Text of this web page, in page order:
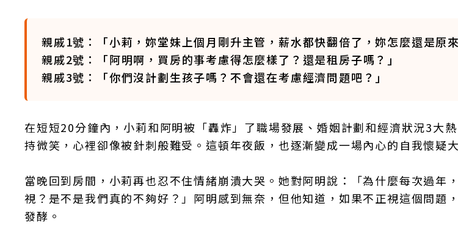
親戚1號：「小莉，妳堂妹上個月剛升主管，薪水都快翻倍了，妳怎麼還是原來
親戚2號：「阿明啊，買房的事考慮得怎麼樣了？還是租房子嗎？」
親戚3號：「你們沒計劃生孩子嗎？不會還在考慮經濟問題吧？」
在短短20分鐘內，小莉和阿明被「轟炸」了職場發展、婚姻計劃和經濟狀況3大
持微笑，心裡卻像被針刺般難受。這頓年夜飯，也逐漸變成一場內心的自我懷疑
當晚回到房間，小莉再也忍不住情緒崩潰大哭。她對阿明說：「為什麼每次過年
視？是不是我們真的不夠好？」阿明感到無奈，但他知道，如果不正視這個問題
發酵。